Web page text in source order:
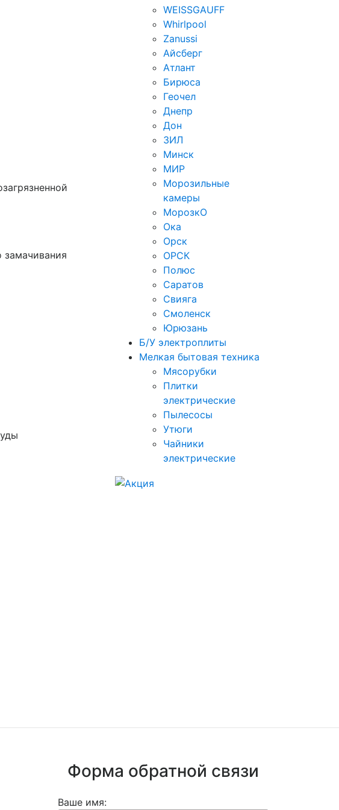
замачивания
WEISSGAUFF
Whirlpool
Zanussi
Айсберг
Атлант
Бирюса
Геочел
Днепр
Дон
ЗИЛ
Минск
МИР
Морозильные
камеры
МорозкО
Ока
Орск
ОРСК
Полюс
Саратов
Свияга
Смоленск
Юрюзань
Б/У электроплиты
Мелкая бытовая техника
Мясорубки
Плитки
электрические
Пылесосы
Утюги
Чайники
электрические
Форма обратной связи
Ваше имя: